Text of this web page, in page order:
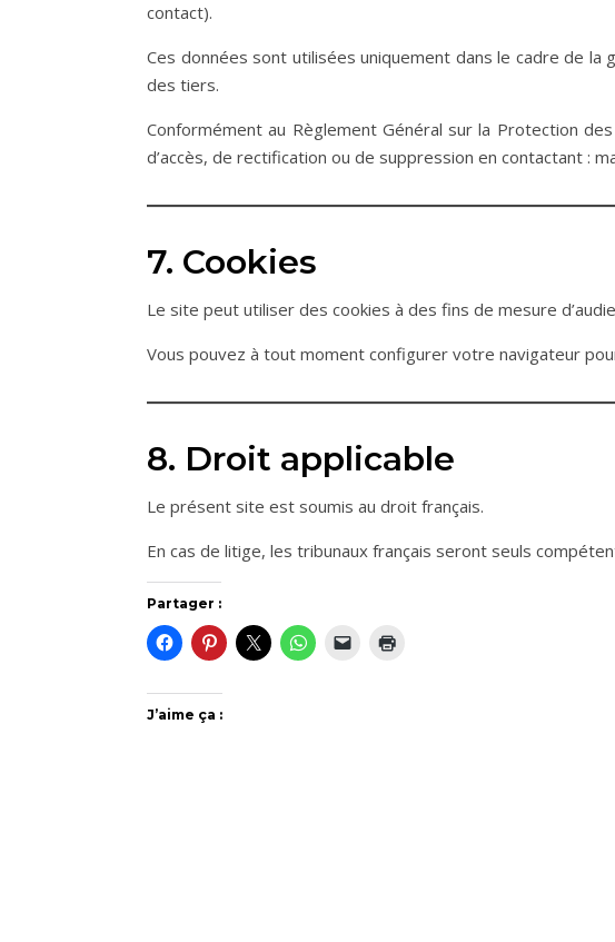
contact).
Ces données sont utilisées uniquement dans le cadre de
des tiers.
Conformément au Règlement Général sur la Protection
d’accès, de rectification ou de suppression en contactant :
7. Cookies
Le site peut utiliser des cookies à des fins de mesure
Vous pouvez à tout moment configurer votre navigateur
8. Droit applicable
Le présent site est soumis au droit français.
En cas de litige, les tribunaux français seront seuls
Partager :
J’aime ça :